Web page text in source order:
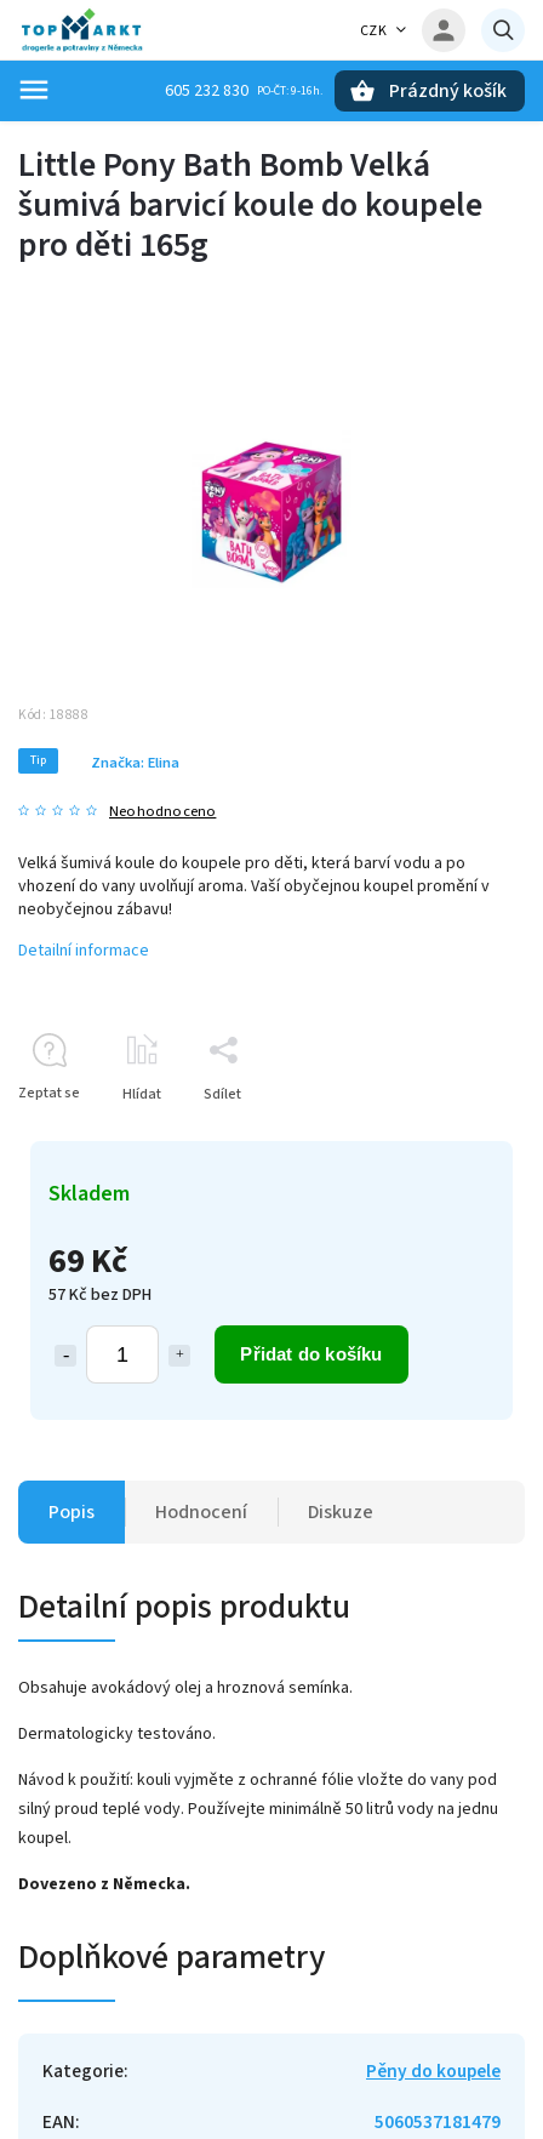
CZK
605 232 830 Prázdný košík
Little Pony Bath Bomb Velká
šumivá barvicí koule do koupele
pro děti 165g
Kód: 18888
Tip
Neohodnoceno
Značka: Elina
69 Kč
57 Kč bez DPH
Přidat do košíku
Skladem
Velká šumivá koule do koupele pro děti, která barví vodu a po
vhození do vany uvolňují aroma. Vaší obyčejnou koupel promění v
neobyčejnou zábavu!
Detailní informace
Zeptat se Hlídat Sdílet
Popis Hodnocení Diskuze
Detailní popis produktu
Obsahuje avokádový olej a hroznová semínka.
Dermatologicky testováno.
Návod k použití: kouli vyjměte z ochranné fólie vložte do vany pod
silný proud teplé vody. Používejte minimálně 50 litrů vody na jednu
koupel.
Dovezeno z Německa.
Doplňkové parametry
Kategorie:
Pěny do koupele
EAN:
5060537181479